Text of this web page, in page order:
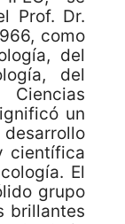
Prof. Dr.
como
del
del
un
científica
El
grupo
brillantes